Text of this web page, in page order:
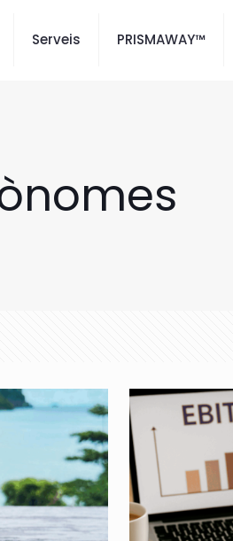
Serveis PRISMAWAY™